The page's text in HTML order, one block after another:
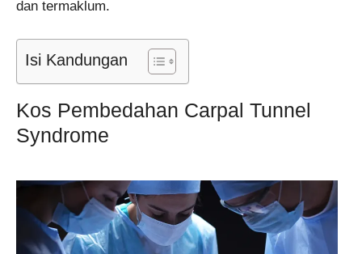
dan termaklum.
Isi Kandungan
Kos Pembedahan Carpal Tunnel
Syndrome